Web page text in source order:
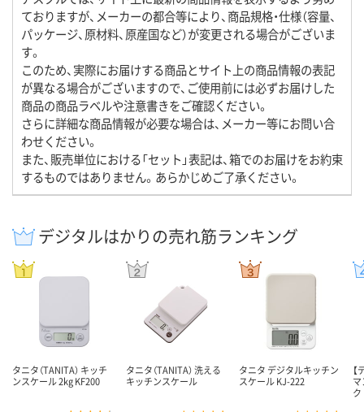
ておりますが、メーカーの都合等により、商品規格・仕様（容量、
パッケージ、原材料、原産国など）が変更される場合がございま
す。
このため、実際にお届けする商品とサイト上の商品情報の表記
が異なる場合がございますので、ご使用前には必ずお届けした
商品の商品ラベルや注意書きをご確認ください。
さらに詳細な商品情報が必要な場合は、メーカー等にお問い合
わせください。
また、販売単位における「セット」表記は、箱でのお届けをお約束
するものではありません。あらかじめご了承ください。
デジタルはかりの売れ筋ランキング
タニタ（TANITA） キッチ
ンスケール 2kg KF200
タニタ（TANITA） 洗える
キッチンスケール
タニタ デジタルキッチン
スケール KJ-222